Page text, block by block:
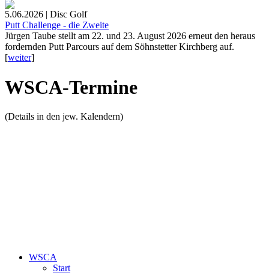
5.06.2026 | Disc Golf
Putt Challenge - die Zweite
Jürgen Taube stellt am 22. und 23. August 2026 erneut den heraus
fordernden Putt Parcours auf dem Söhnstetter Kirchberg auf.
[weiter]
WSCA-Termine
(Details in den jew. Kalendern)
WSCA
Start